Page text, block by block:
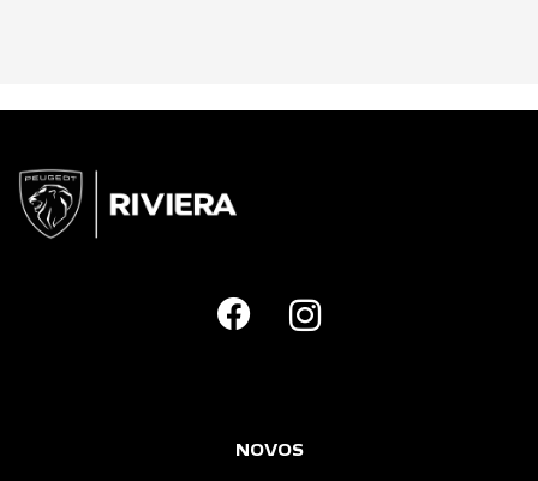
NOVOS